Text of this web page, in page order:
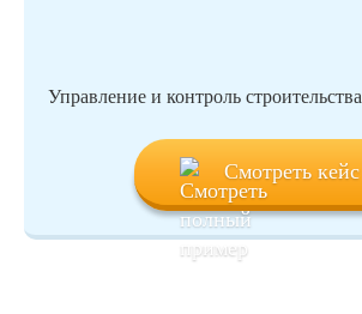
Управление и контроль строительства
Смотреть кейс